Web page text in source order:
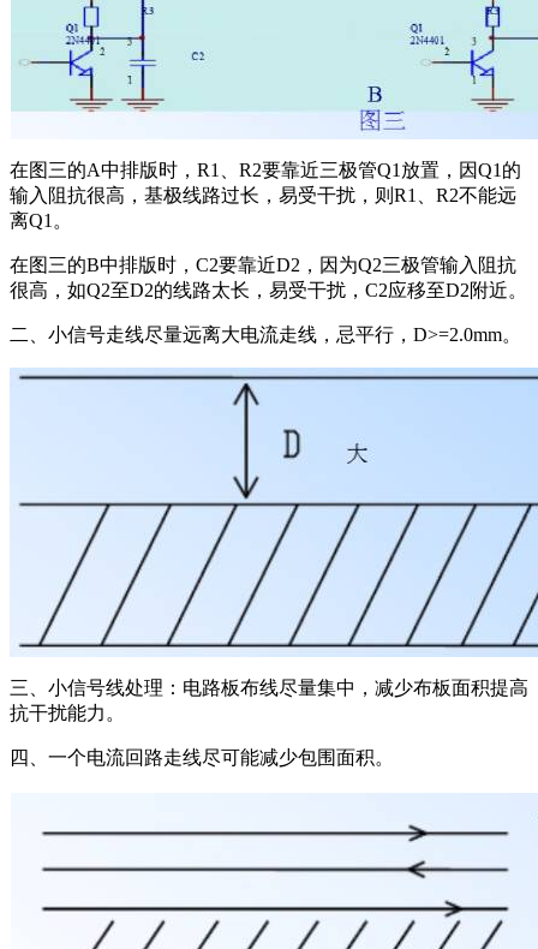
在图三的A中排版时，R1、R2要靠近三极管Q1放置，因Q1的
输入阻抗很高，基极线路过长，易受干扰，则R1、R2不能远
离Q1。
在图三的B中排版时，C2要靠近D2，因为Q2三极管输入阻抗
很高，如Q2至D2的线路太长，易受干扰，C2应移至D2附近。
二、小信号走线尽量远离大电流走线，忌平行，D>=2.0mm。
三、小信号线处理：电路板布线尽量集中，减少布板面积提高
抗干扰能力。
四、一个电流回路走线尽可能减少包围面积。